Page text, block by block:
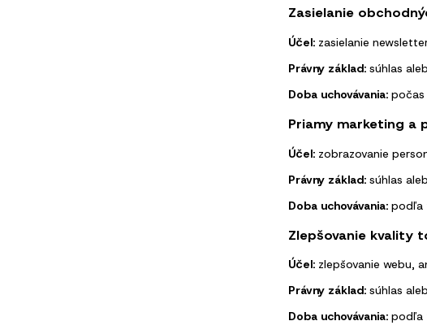
Zasielanie
Účel: zasielanie
Právny základ: súhlas
Doba uchovávania: počas
Priamy marketing a
Účel: zobrazovanie
Právny základ: súhlas
Doba uchovávania: podľa
Zlepšovanie kvality
Účel: zlepšovanie webu,
Právny základ: súhlas
Doba uchovávania: podľa